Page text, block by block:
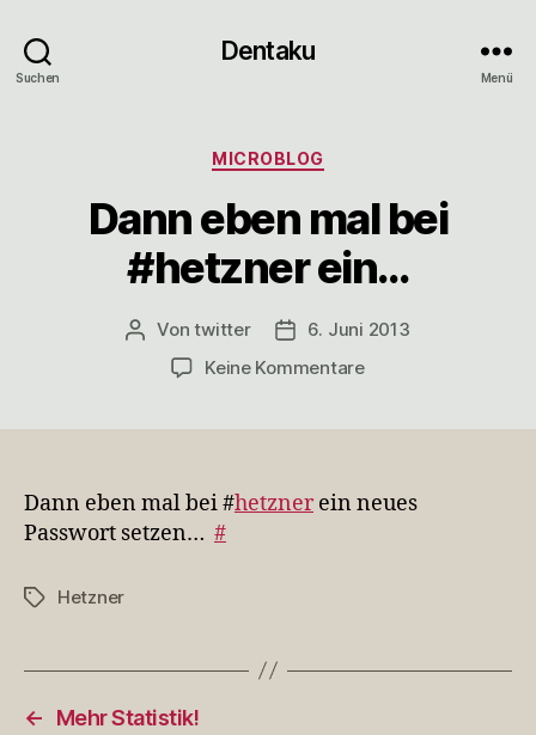
Suchen
Dentaku
Menü
Kategorien
MICROBLOG
Dann eben mal bei
#hetzner ein…
Beitragsautor
Vontwitter Veröffentlichungsdatum
6. Juni 2013
Keine Kommentarezu
#hetzner
Dann eben mal bei #hetzner ein neues
Passwort setzen… #
Schlagwörter
Hetzner
←
Mehr Statistik!